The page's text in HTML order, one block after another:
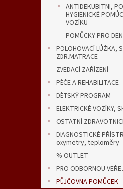
ANTIDEKUBITNI,
HYGIENICKÉ
VOZÍKU
POMŮCKY PRO
POLOHOVACÍ LŮŽKA,
ZDR.MATRACE
ZVEDACÍ ZAŘÍZENÍ
PÉČE A REHABILITACE
DĚTSKÝ PROGRAM
ELEKTRICKÉ VOZÍKY,
OSTATNÍ
DIAGNOSTICKÉ
oxymetry, teploměry
% OUTLET
PRO ODBORNOU
PŮJČOVNA POMŮCEK